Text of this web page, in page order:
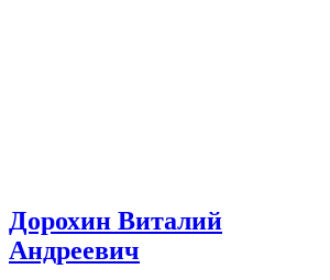
Дорохин Виталий
Андреевич